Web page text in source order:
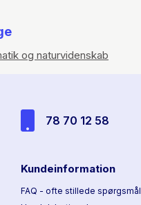
og naturvidenskab
78 70 12 58
Kundeinformation
FAQ - ofte stillede spørgsmål